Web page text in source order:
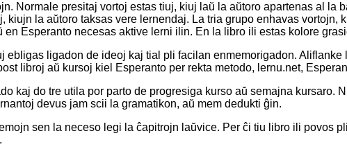
Normale presitaj vortoj estas tiuj, kiuj laŭ la aŭtoro apartenas al la
kiujn la aŭtoro taksas vere lernendaj. La tria grupo enhavas
Esperanto necesas aktive lerni ilin. En la libro ili estas kolore
ebligas ligadon de ideoj kaj tial pli facilan enmemorigadon.
libroj aŭ kursoj kiel Esperanto per rekta metodo, lernu.net,
kaj do tre utila por parto de progresiga kurso aŭ semajna kursaro.
devus jam scii la gramatikon, aŭ mem dedukti ĝin.
sen la neceso legi la ĉapitrojn laŭvice. Per ĉi tiu libro ili povos